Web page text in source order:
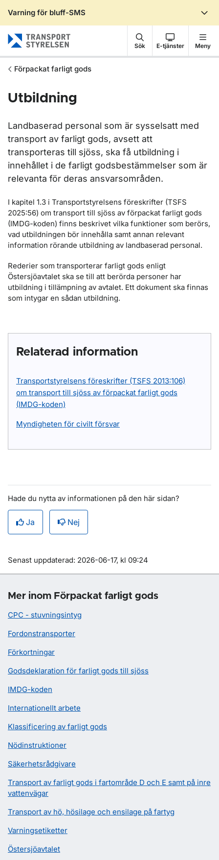
Varning för bluff-SMS
Sök E-tjänster Meny
Förpackat farligt gods
Utbildning
Landbaserad personal som är sysselsatt med
transport av farligt gods, avsett att
transporteras till sjöss, ska få utbildning i
innehållet i de farligt godsbestämmelser som är
relevanta för deras ansvarsområden.
I kapitel 1.3 i Transportstyrelsens föreskrifter (TSFS
2025:56) om transport till sjöss av förpackat farligt gods
(IMDG-koden) finns beskrivet vilka funktioner som berörs,
vad utbildningen bör innehålla samt annan relevant
information rörande utbildning av landbaserad personal.
Rederier som transporterar farligt gods enligt
Östersjöavtalet ska se till att berörda personer har
utbildning i tillämpning av avtalet. Ett dokument ska finnas
som intygar en sådan utbildning.
Relaterad information
Transportstyrelsens föreskrifter (TSFS 2013:106)
om transport till sjöss av förpackat farligt gods
(IMDG-koden)
Myndigheten för civilt försvar
Hade du nytta av informationen på den här sidan?
Ja Nej
Om sidan
Senast uppdaterad: 2026-06-17, kl 09:24
Mer inom Förpackat farligt gods
CPC - stuvningsintyg
Fordonstransporter
Förkortningar
Godsdeklaration för farligt gods till sjöss
IMDG-koden
Internationellt arbete
Klassificering av farligt gods
Nödinstruktioner
Säkerhetsrådgivare
Transport av farligt gods i fartområde D och E samt på inre
vattenvägar
Transport av hö, hösilage och ensilage på fartyg
Varningsetiketter
Östersjöavtalet